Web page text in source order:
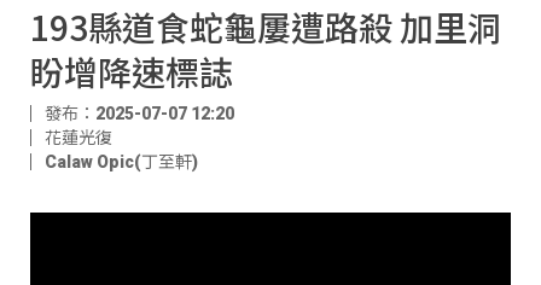
193縣道食蛇龜屢遭路殺 加里洞
盼增降速標誌
發布：2025-07-07 12:20
花蓮光復
Calaw Opic(丁至軒)